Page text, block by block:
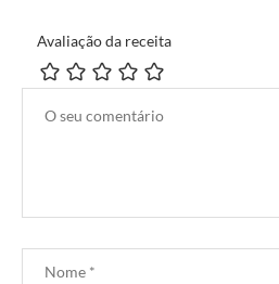
Avaliação da receita